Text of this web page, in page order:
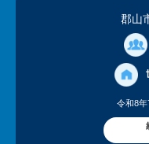
郡山
令和8